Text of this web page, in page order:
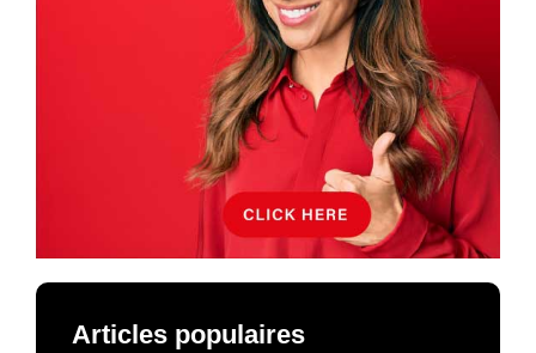
Articles populaires